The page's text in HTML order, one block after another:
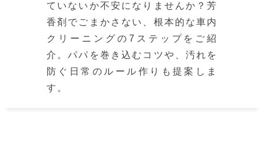
ていないか不安になりませんか？芳
香剤でごまかさない、根本的な車内
クリーニングの7ステップをご紹
介。パパを巻き込むコツや、汚れを
防ぐ日常のルール作りも提案しま
す。